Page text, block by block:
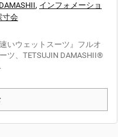
, インフォメーショ
寸会
いウェットスーツ』フルオ
ツ、TETSUJIN DAMASHII®